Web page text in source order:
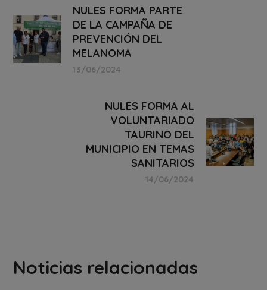
NULES FORMA PARTE
DE LA CAMPAÑA DE
PREVENCIÓN DEL
MELANOMA
13/06/2024
NULES FORMA AL
VOLUNTARIADO
TAURINO DEL
MUNICIPIO EN TEMAS
SANITARIOS
14/06/2024
Noticias relacionadas